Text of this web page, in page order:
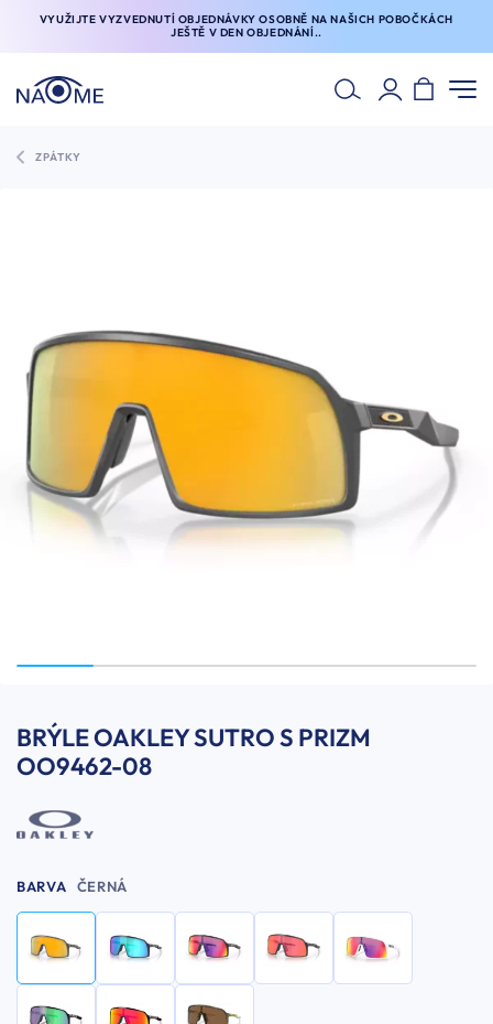
VYUŽIJTE VYZVEDNUTÍ OBJEDNÁVKY OSOBNĚ NA NAŠICH POBOČKÁCH
JEŠTĚ V DEN OBJEDNÁNÍ..
ZPÁTKY
BRÝLE OAKLEY SUTRO S PRIZM
OO9462-08
BARVA ČERNÁ